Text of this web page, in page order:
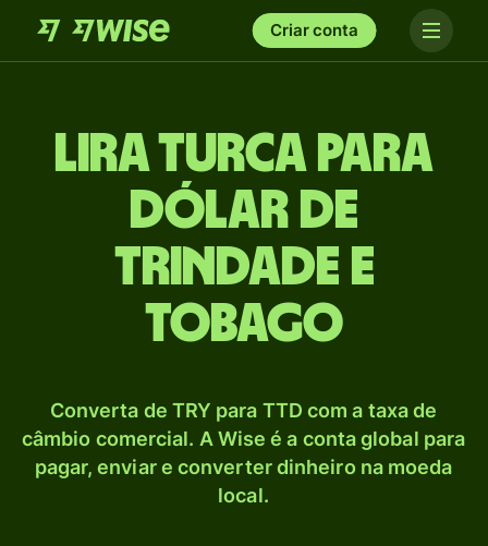
Criar conta
Lira turca para
Dólar de
Trindade e
Tobago
Converta de TRY para TTD com a taxa de
câmbio comercial. A Wise é a conta global para
pagar, enviar e converter dinheiro na moeda
local.